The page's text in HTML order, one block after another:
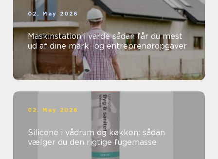
02. May 2026
Maskinstation i varde sådan får du mest
ud af dine mark- og entreprenøropgaver
02. May 2026
Silicone i vådrum og køkken: sådan
vælger du den rigtige fugemasse